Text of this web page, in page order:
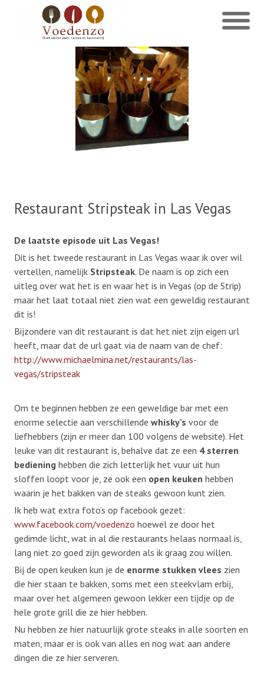
Restaurant Stripsteak in Las Vegas
De laatste episode uit Las Vegas!
Dit is het tweede restaurant in Las Vegas waar ik over wil
vertellen, namelijk Stripsteak. De naam is op zich een
uitleg over wat het is en waar het is in Vegas (op de Strip)
maar het laat totaal niet zien wat een geweldig restaurant
dit is!
Bijzondere van dit restaurant is dat het niet zijn eigen url
heeft, maar dat de url gaat via de naam van de chef:
http://www.michaelmina.net/restaurants/las-
vegas/stripsteak
Om te beginnen hebben ze een geweldige bar met een
enorme selectie aan verschillende whisky’s voor de
liefhebbers (zijn er meer dan 100 volgens de website). Het
leuke van dit restaurant is, behalve dat ze een 4 sterren
bediening hebben die zich letterlijk het vuur uit hun
sloffen loopt voor je, ze ook een open keuken hebben
waarin je het bakken van de steaks gewoon kunt zien.
Ik heb wat extra foto’s op facebook gezet:
www.facebook.com/voedenzo hoewel ze door het
gedimde licht, wat in al die restaurants helaas normaal is,
lang niet zo goed zijn geworden als ik graag zou willen.
Bij de open keuken kun je de enorme stukken vlees zien
die hier staan te bakken, soms met een steekvlam erbij,
maar over het algemeen gewoon lekker een tijdje op de
hele grote grill die ze hier hebben.
Nu hebben ze hier natuurlijk grote steaks in alle soorten en
maten, maar er is ook van alles en nog wat aan andere
dingen die ze hier serveren.